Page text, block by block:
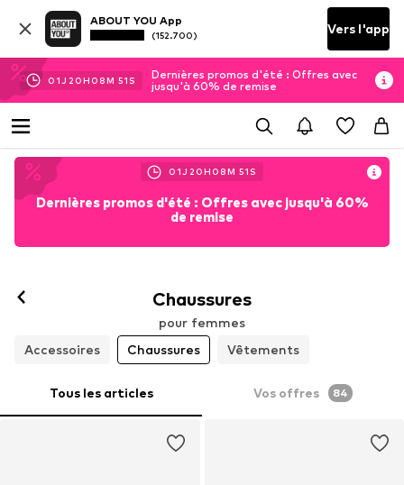
ABOUT YOU App
(152.700) Vers l'app
01J 20H 08M 50 S
Dernières promos d'été : Offres avec
jusqu'à 60% de remise
01J 20H 08M 50 S
Dernières promos d'été : Offres avec jusqu'à 60%
de remise
Chaussures
pour femmes
Accessoires
Chaussures Vêtements
Tous les articles Vos offres 84